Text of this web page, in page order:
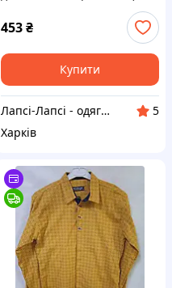
453₴
Купити
Лапсі-Лапсі - одяг для ляльок Baby Born, Barbie, Paola Reina, Chi Chi Love
5
Харків